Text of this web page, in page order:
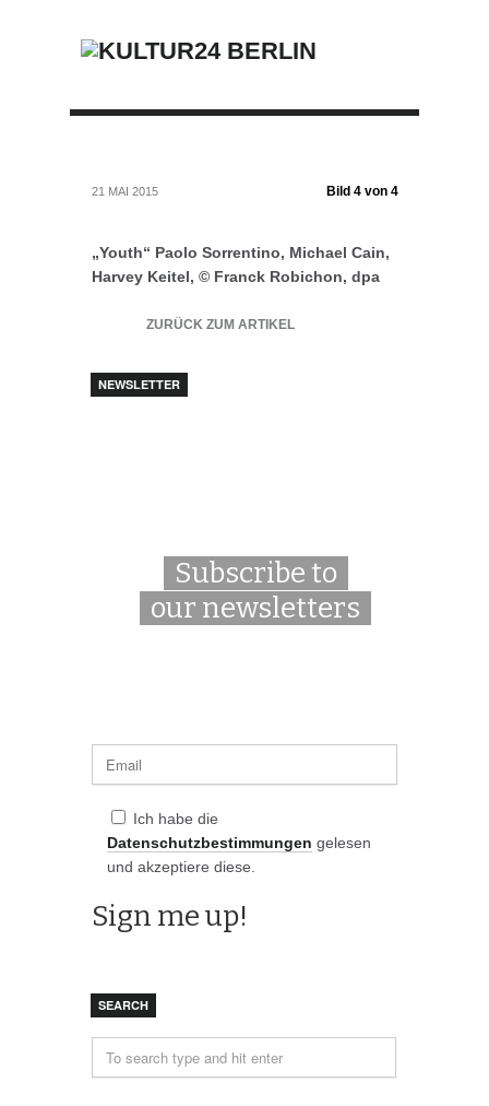
21 MAI 2015 Bild 4 von 4
„Youth“ Paolo Sorrentino, Michael Cain,
Harvey Keitel, © Franck Robichon, dpa
ZURÜCK ZUM ARTIKEL
NEWSLETTER
Subscribe to
our newsletters
Ich habe die
Datenschutzbestimmungen gelesen
und akzeptiere diese.
SEARCH